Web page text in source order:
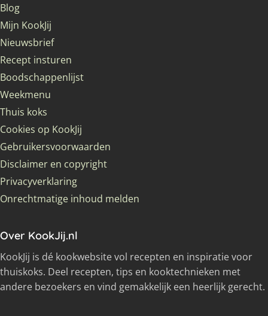
Blog
Mijn KookJij
Nieuwsbrief
Recept insturen
Boodschappenlijst
Weekmenu
Thuis koks
Cookies op KookJij
Gebruikersvoorwaarden
Disclaimer en copyright
Privacyverklaring
Onrechtmatige inhoud melden
Over KookJij.nl
KookJij is dé kookwebsite vol recepten en inspiratie voor
thuiskoks. Deel recepten, tips en kooktechnieken met
andere bezoekers en vind gemakkelijk een heerlijk gerecht.